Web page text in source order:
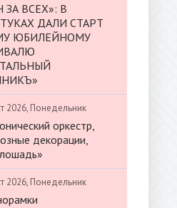
ЗА ВСЕХ»: В
ДАЛИ СТАРТ
ЮБИЛЕЙНОМУ
2026, Понедельник
оркестр,
декорации,
2026, Понедельник